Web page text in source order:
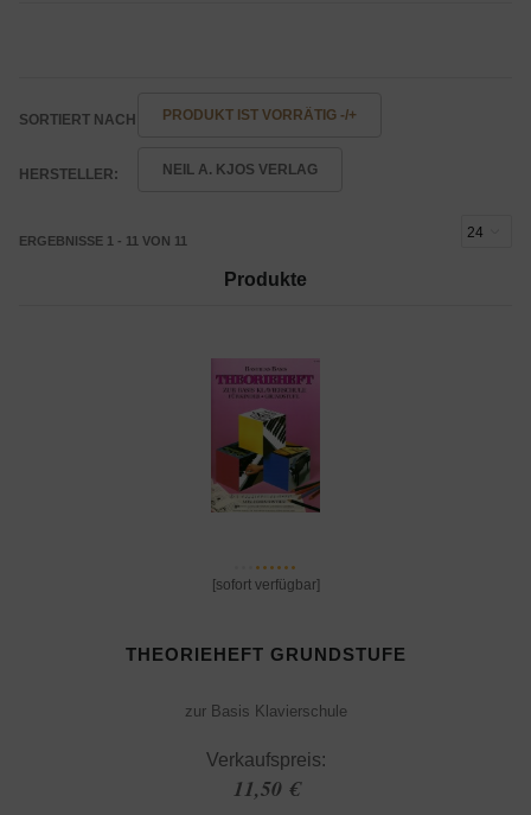
SORTIERT NACH PRODUKT IST VORRÄTIG -/+
HERSTELLER: NEIL A. KJOS VERLAG
ERGEBNISSE 1 - 11 VON 11
Produkte
[sofort verfügbar]
THEORIEHEFT GRUNDSTUFE
zur Basis Klavierschule
Verkaufspreis:
11,50 €